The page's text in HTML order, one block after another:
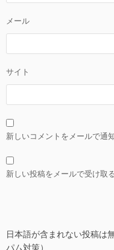
メール
サイト
新しいコメントをメールで通
新しい投稿をメールで受け取
日本語が含まれない投稿は
パム対策）